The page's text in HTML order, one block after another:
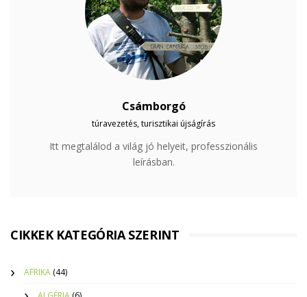
Csámborgó
túravezetés, turisztikai újságírás
Itt megtalálod a világ jó helyeit, professzionális
leírásban.
CIKKEK KATEGÓRIA SZERINT
AFRIKA (44)